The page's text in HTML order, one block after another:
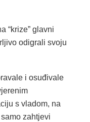
“krize” glavni
odigrali svoju
i osuđivale
s vladom, na
zahtjevi